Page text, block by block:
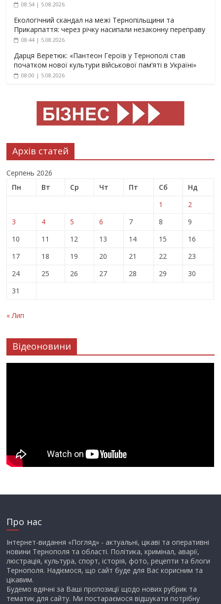
08:54 | 5.08.2026
Екологічний скандал на межі Тернопільщини та
Прикарпаття: через річку насипали незаконну переправу
08:44 | 5.08.2026
Дарця Веретюк: «Пантеон Героїв у Тернополі став
початком нової культури військової пам’яті в Україні»
08:00 | 5.08.2026
Архів статей
Серпень 2026
Пн
Вт Ср Чт Пт Сб
Нд
1
2
3
4 5 6 7 8
9
10
11 12 13 14 15
16
17
18 19 20 21 22
23
24
25 26 27 28 29
30
31
« Лип
Відеоновини
Про нас
Інтернет-видання «Погляд» - актуальні, цікаві та оперативні
новини Тернополя та області. Політика, кримінал, аварії,
люстрація, культура, спорт, історія, фото, рецепти та блоги
Тернополя. Надіємося, що сайт буде для Вас корисним та
цікавим.
Будемо вдячні за Ваші пропозиції щодо нових рубрик та
тематик для сайту. Ми постараємося відшукати потрібну